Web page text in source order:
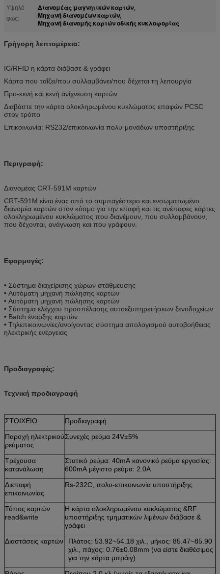
Υψηλό
φως:
Διανομέας μαγνητικών καρτών,
Μηχανή διανομέων καρτών,
Μηχανή διανομής καρτών οδικής κυκλοφορίας
Γρήγορη λεπτομέρεια:
IC/RFID η κάρτα διάβασε & γράφει
Κάρτα που ταΐζει/που συλλαμβάνει/που δέχεται τη λειτουργία
Προ-κενή και κενή ανίχνευση καρτών
Διαβάστε την κάρτα ολοκληρωμένου κυκλώματος επαφών PCSC
στον τρόπο
Επικοινωνία: RS232/επικοινωνία πολυ-μονάδων υποστήριξης
Περιγραφή:
Διανομέας CRT-591M καρτών
CRT-591M είναι ένας από το συμπαγέστερο και ενσωματωμένο
διανομέα καρτών στον κόσμο για την επαφή και τις ανέπαφες κάρτες
ολοκληρωμένου κυκλώματος που διανέμουν, που συλλαμβάνουν,
που δέχονται, ανάγνωση και που γράφουν.
Εφαρμογές:
• Σύστημα διαχείρισης χώρων στάθμευσης
• Αυτόματη μηχανή πώλησης καρτών
• Αυτόματη μηχανή πώλησης καρτών
• Σύστημα ελέγχου προσπέλασης αυτοεξυπηρετήσεων ξενοδοχείων
• Batch έναρξης καρτών
• Τηλεπικοινωνίες/ανοίγοντας σύστημα απολογισμού αυτοβοήθειας
ηλεκτρικής ενέργειας
Προδιαγραφές:
Τεχνική προδιαγραφή
ΣΤΟΙΧΕΙΟ
Προδιαγραφή
Παροχή ηλεκτρικού
ρεύματος
Συνεχές ρεύμα 24V±5%
Τρέχουσα
κατανάλωση
Στατικό ρεύμα: 40mA κανονικό ρεύμα εργασίας:
600mA μέγιστο ρεύμα: 2.0A
Διεπαφή
επικοινωνίας
Rs-232C, πολυ-επικοινωνία υποστήριξης
Τύπος καρτών
read&write
Η κάρτα ολοκληρωμένου κυκλώματος &RF
υποστήριξης τμηματικών λιμένων διάβασε &
γράφει
Διαστάσεις καρτών
Πλάτος: 53.92~54.18 χιλ., μήκος: 85.47~85.90
χιλ., πάχος: 0.76±0.08mm (να είστε διαθέσιμος
για την κάρτα μπράιγ)